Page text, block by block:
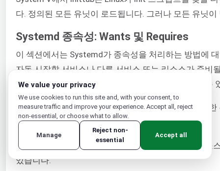
다. 정의된 모든 유닛이 로드됩니다. 그러나 모든 유닛
Systemd 종속성: Wants 및 Requires
이 섹션에서는 Systemd가 종속성을 처리하는 방법에
자동 시작할 서비스나 다른 서비스 또는 리소스가 준
스 또는 리소스가 준비될 때까지 대기하도록 구성할 수
Systemd에서 다른 유닛을requires하는 유닛은 필요
니다.
이러한 동작은 시스템 안정성을 보장합니다. 특정 리
있습니다.
We value your privacy
We use cookies to run this site and, with your consent, to
measure traffic and improve your experience. Accept all, reject
non-essential, or choose what to allow.
Manage
Reject non-
essential
Accept all